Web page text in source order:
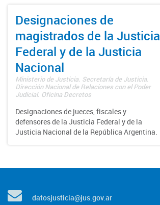
Designaciones de
magistrados de la Justicia
Federal y de la Justicia
Nacional
Ministerio de Justicia. Secretaría de Justicia.
Dirección Nacional de Relaciones con el Poder
Judicial. Oficina Decretos
Designaciones de jueces, fiscales y
defensores de la Justicia Federal y de la
Justicia Nacional de la República Argentina.
datosjusticia@jus.gov.ar